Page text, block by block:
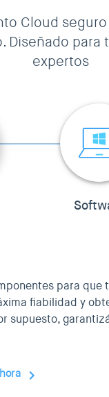
Cloud
Diseñado para
expertos
para que
fiabilidad y
supuesto,